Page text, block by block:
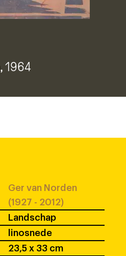
, 1964
Ger van Norden
(1927 - 2012)
Landschap
linosnede
23,5 x 33 cm